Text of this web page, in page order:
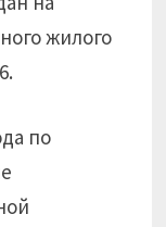
жилого
по